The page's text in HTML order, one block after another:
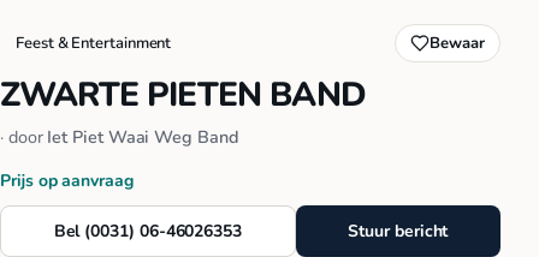
Feest & Entertainment Bewaar
ZWARTE PIETEN BAND
· door Iet Piet Waai Weg Band
Prijs op aanvraag
Bel (0031) 06-46026353 Stuur bericht